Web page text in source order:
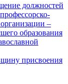
должностей
–
образования
присвоения